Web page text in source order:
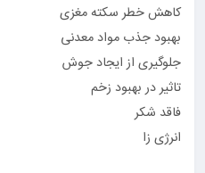
کاهش خطر سکته مغزی
بهبود جذب مواد معدنی
جلوگیری از ایجاد جوش
تاثیر در بهبود زخم
فاقد شکر
انرژی زا